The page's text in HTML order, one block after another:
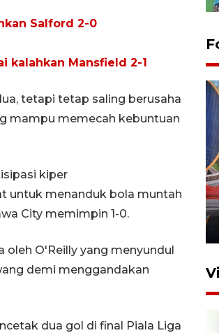
Salford 2-0
kalahkan Mansfield 2-1
tetapi tetap saling berusaha
mampu memecah kebuntuan
kiper
untuk menanduk bola muntah
City memimpin 1-0.
O'Reilly yang menyundul
demi menggandakan
dua gol di final Piala Liga
V DPR tinjau
sebidang di
Bogor